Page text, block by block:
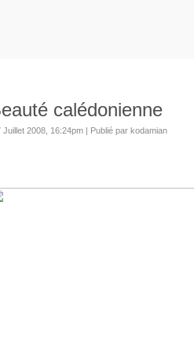
calédonienne
Juillet 2008, 16:24pm | Publié par kodamian